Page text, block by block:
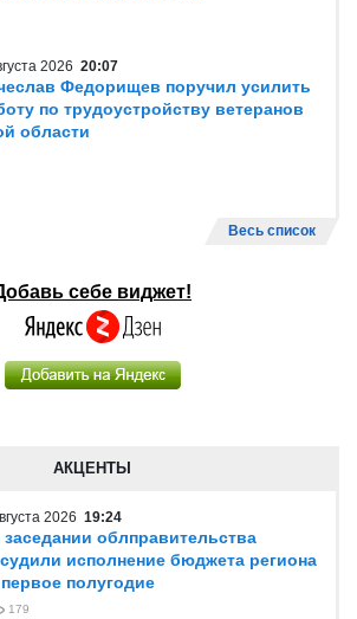
2026 20:07
Федорищев поручил усилить
по трудоустройству ветеранов
области
Весь список
себе виджет!
АКЦЕНТЫ
2026 19:24
заседании облправительства
исполнение бюджета региона
полугодие
179